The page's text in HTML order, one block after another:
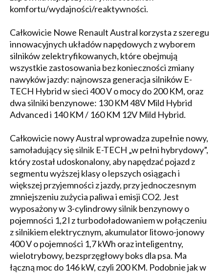
komfortu/wydajności/reaktywności.
Całkowicie Nowe Renault Austral korzysta z szeregu
innowacyjnych układów napędowych z wyborem
silników zelektryfikowanych, które obejmują
wszystkie zastosowania bez konieczności zmiany
nawyków jazdy: najnowsza generacja silników E-
TECH Hybrid w sieci 400 V o mocy do 200 KM, oraz
dwa silniki benzynowe: 130 KM 48V Mild Hybrid
Advanced i 140 KM / 160 KM 12V Mild Hybrid.
Całkowicie nowy Austral wprowadza zupełnie nowy,
samoładujący się silnik E-TECH „w pełni hybrydowy”,
który został udoskonalony, aby napędzać pojazd z
segmentu wyższej klasy o lepszych osiągach i
większej przyjemności z jazdy, przy jednoczesnym
zmniejszeniu zużycia paliwa i emisji CO2. Jest
wyposażony w 3-cylindrowy silnik benzynowy o
pojemności 1,2 l z turbodoładowaniem w połączeniu
z silnikiem elektrycznym, akumulator litowo-jonowy
400 V o pojemności 1,7 kWh oraz inteligentny,
wielotrybowy, bezsprzęgłowy boks dla psa. Ma
łączną moc do 146 kW, czyli 200 KM. Podobnie jak w